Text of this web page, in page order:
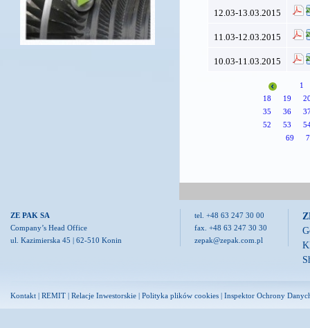
12.03-13.03.2015
11.03-12.03.2015
10.03-11.03.2015
1
18
19
35
36
52
53
69
ZE PAK SA
Company’s Head Office
ul. Kazimierska 45 | 62-510 Konin
tel. +48 63 247 30 00
fax. +48 63 247 30 30
zepak@zepak.com.pl
Kontakt | REMIT | Relacje Inwestorskie | Polityka plików cookies | Inspektor Ochrony